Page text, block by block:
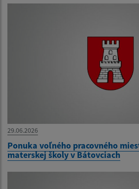
29.06.2026
Ponuka voľného pracovného
materskej školy v Bátovciach